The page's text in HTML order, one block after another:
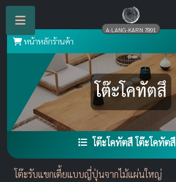
A-LANG-KARN 7891
หน้าหลักร้านค้า
โต๊ะโคทัตสึ โต๊ะโคทัตสึ
โต๊ะรับแขกเตี้ยแบบญี่ปุ่นจากไม้แผ่นใหญ่